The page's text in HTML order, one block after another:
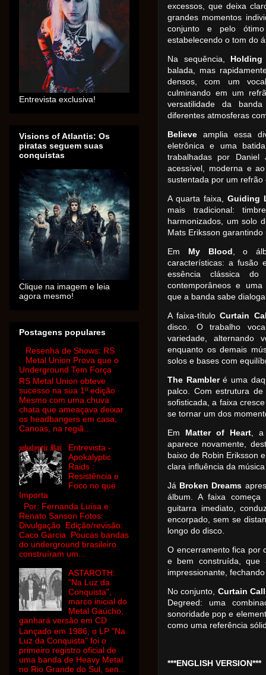
excessos, que deixa
grandes momentos
conjunto e pelo
estabelecendo o tom do
Na sequência,
balada, mas
densos, com um
culminando em um
versatilidade da
diferentes atmosferas
Believe amplia essa
eletrônica e uma
trabalhadas por
acessível, moderna e
sustentada por um refrão
A quarta faixa, Guiding
mais tradicional:
harmonizados, um solo
Mats Eriksson
Em My Blood , o
características: a fusão
essência clássica
contemporâneos e
que a banda sabe
A faixa-títuloCurtain
disco. O trabalho
variedade, alternando
enquanto os demais
solos e bases com
The Rambleré uma
palco. Com estrutura
sofisticada, a faixa
se tornar um dos
Em Matter of Heart ,
aparece novamente,
baixo de Robin Eriksson
clara influência da
Já Broken Dreams
álbum. A faixa
guitarra imediato,
encorpado, sem se
longo do disco.
O encerramento fica por
e bem construída, que
impressionante,
No conjunto, Curtain
Degreed: uma
sonoridade pop e
como uma referência
***ENGLISH VERSION***
Entrevista exclusiva!
Visions of Atlantis: Os
piratas seguem suas
conquistas
Clique na imagem e leia
agora mesmo!
Postagens populares
Resenha de Shows: RS
Metal Union Prova que o
Underground Tem Força
RS Metal Union obteve
sucesso na sua 1º edição
Mesmo com uma chuva
chata que ameaçava deixar
os headbangers em casa,
Canoas, na regiã...
Entrevista -
Apokalyptic
Raids :
Resistência e
Foco no que
Importa
Por: Fernanda Luísa e
Renato Sanson Fotos:
Divulgação Edição/revisão:
Caco Garcia Poucas bandas
do underground brasileiro
construíram um...
ASTAROTH:
"Na Luz da
Conquista",
marco inicial do
Metal Gaúcho,
ganhará versão em CD
Lançado em 1986, o LP "Na
Luz da Conquista" foi o
primeiro registro oficial de
uma banda de Heavy Metal
no Rio Grande do Sul, sen...